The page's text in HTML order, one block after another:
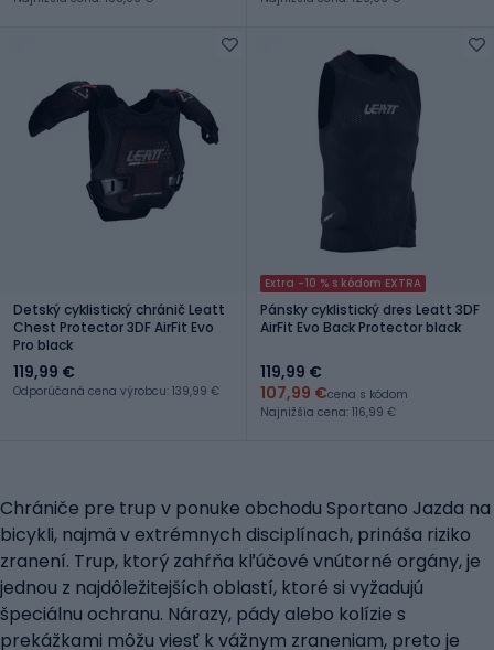
Detský cyklistický chránič Leatt
Chest Protector 3DF AirFit Evo
Pro black
119,99 €
Odporúčaná cena výrobcu: 139,99 €
Extra -10 % s kódom EXTRA
Pánsky cyklistický dres Leatt 3DF
AirFit Evo Back Protector black
119,99 €
107,99 €cena s kódom
Najnižšia cena: 116,99 €
Chrániče pre trup v ponuke obchodu Sportano Jazda na
bicykli, najmä v extrémnych disciplínach, prináša riziko
zranení. Trup, ktorý zahŕňa kľúčové vnútorné orgány, je
jednou z najdôležitejších oblastí, ktoré si vyžadujú
špeciálnu ochranu. Nárazy, pády alebo kolízie s
prekážkami môžu viesť k vážnym zraneniam, preto je